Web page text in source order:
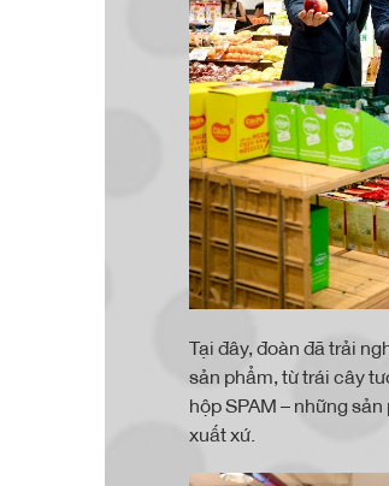
Tại đây, đoàn đã trải
sản phẩm, từ trái cây
hộp SPAM – những
xuất xứ.